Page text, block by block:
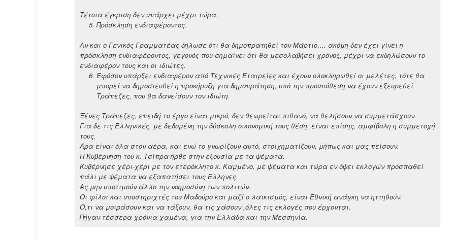
Τέτοια έγκριση δεν υπάρχει μέχρι τώρα.
Πρόσκληση ενδιαφέροντος.
Αν και ο Γενικός Γραμματέας δήλωσε ότι θα δημοπρατηθεί τον Μάρτιο…. ακόμη δεν έχει γίνει η
πρόσκληση ενδιαφέροντος, γεγονός που σημαίνει ότι θα μεσολαβήσει χρόνος, μέχρι να εκδηλώσουν το
ενδιαφέρον τους και οι ιδιώτες.
Εφόσον υπάρξει ενδιαφέρον από Τεχνικές Εταιρείες και έχουν ολοκληρωθεί οι μελέτες, τότε θα
μπορεί να δημοσιευθεί η προκήρυξη για δημοπράτηση, υπό την προϋπόθεση να έχουν εξευρεθεί
Τράπεζες, που θα δανείσουν τον ιδιώτη.
Ξένες Τράπεζες, επειδή το έργο είναι μικρό, δεν θεωρείται πιθανό, να θελήσουν να συμμετάσχουν.
Για δε τις Ελληνικές, με δεδομένη την δύσκολη οικονομική τους θέση, είναι επίσης, αμφίβολη η συμμετοχή
τους.
Άρα είναι όλα στον αέρα, και ενώ το γνωρίζουν αυτό, στοιχηματίζουν, μήπως και μας πείσουν.
Η Κυβέρνηση του κ. Τσίπρα ήρθε στην εξουσία με τα ψέματα.
Κυβέρνησε χέρι-χέρι με τον ετερόκλητο κ. Καμμένο, με ψέματα και τώρα εν όψει εκλογών προσπαθεί
πάλι με ψέματα να εξαπατήσει τους Έλληνες.
Ας μην υποτιμούν άλλο την νοημοσύνη των πολιτών.
Οι φίλοι και υποστηριχτές του Μαδούρο και μαζί ο λαϊκισμός, είναι Εθνική ανάγκη να ηττηθούν.
Ό,τι να μοιράσουν και να τάξουν, θα τις χάσουν ,όλες τις εκλογές που έρχονται.
Πήγαν τέσσερα χρόνια χαμένα, για την Ελλάδα και την Μεσσηνία.